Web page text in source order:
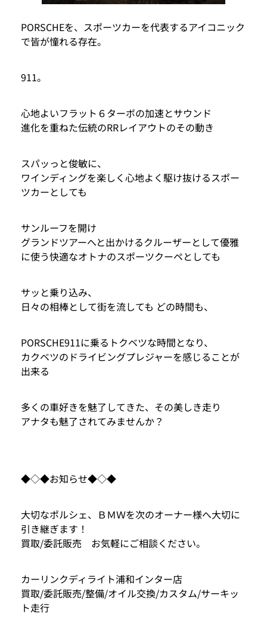
PORSCHEを、スポーツカーを代表するアイコニック
で皆が憧れる存在。
911。
心地よいフラット６ターボの加速とサウンド
進化を重ねた伝統のRRレイアウトのその動き
スパッっと俊敏に、
ワインディングを楽しく心地よく駆け抜けるスポー
ツカーとしても
サンルーフを開け
グランドツアーへと出かけるクルーザーとして優雅
に使う快適なオトナのスポーツクーペとしても
サッと乗り込み、
日々の相棒として街を流しても どの時間も、
PORSCHE911に乗るトクベツな時間となり、
カクベツのドライビングプレジャーを感じることが
出来る
多くの車好きを魅了してきた、その美しき走り
アナタも魅了されてみませんか？
◆◇◆お知らせ◆◇◆
大切なポルシェ、ＢＭＷを次のオーナー様へ大切に
引き継ぎます！
買取/委託販売 お気軽にご相談ください。
カーリンクディライト浦和インター店
買取/委託販売/整備/オイル交換/カスタム/サーキッ
ト走行